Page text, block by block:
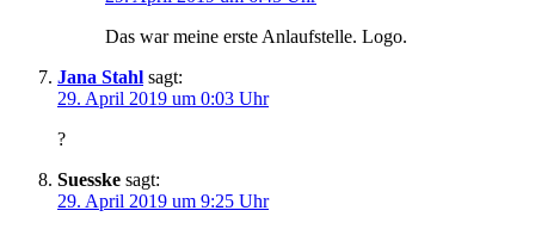
Das war meine erste Anlaufstelle. Logo.
Jana Stahl sagt:
29. April 2019 um 0:03 Uhr
?
Suesske sagt:
29. April 2019 um 9:25 Uhr